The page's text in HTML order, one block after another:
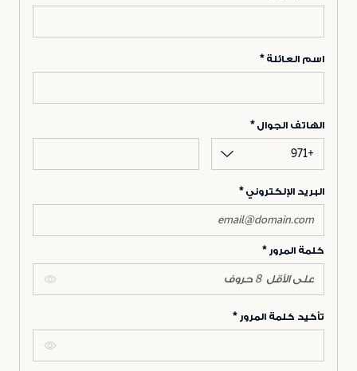
اسم العائلة
الهاتف الجوال
+971
البريد الإلكتروني
كلمة المرور
تأكيد كلمة المرور